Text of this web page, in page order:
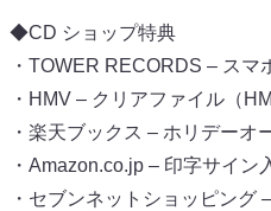
◆CD ショップ特典
・TOWER RECORDS – スマ
・HMV – クリアファイル（
・楽天ブックス – ホリデーオ
・Amazon.co.jp – 印字サイン
・セブンネットショッピング